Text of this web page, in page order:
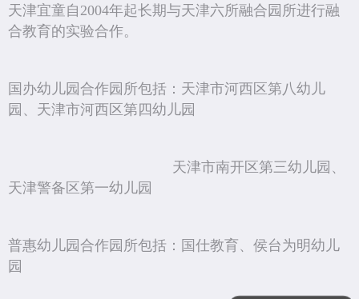
天津宜童自2004年起长期与天津六所融合园所进行融
合教育的实验合作。
国办幼儿园合作园所包括：天津市河西区第八幼儿
园、天津市河西区第四幼儿园
天津市南开区第三幼儿园、
天津警备区第一幼儿园
普惠幼儿园合作园所包括： 国仕教育、侯台为明幼儿
园